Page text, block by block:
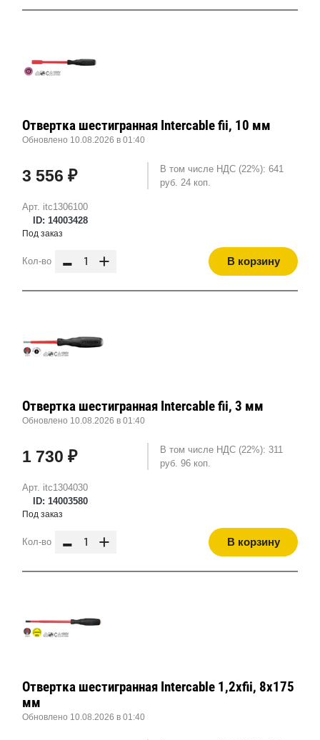
Арт. itc1306100
ID: 14003428
Отвертка шестигранная Intercable fii, 10 мм
Обновлено 10.08.2026 в 01:40
3 556 ₽
В том числе НДС (22%): 641
руб. 24 коп.
Под заказ
Кол-во - + В корзину
Арт. itc1304030
ID: 14003580
Отвертка шестигранная Intercable fii, 3 мм
Обновлено 10.08.2026 в 01:40
1 730 ₽
В том числе НДС (22%): 311
руб. 96 коп.
Под заказ
Кол-во - + В корзину
Отвертка шестигранная Intercable 1,2хfii, 8x175
мм
Обновлено 10.08.2026 в 01:40